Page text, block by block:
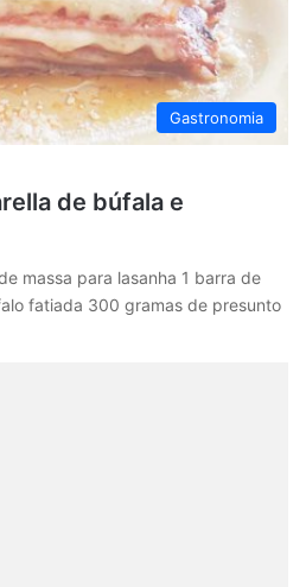
Gastronomia
de búfala e
massa para lasanha 1 barra de
fatiada 300 gramas de presunto